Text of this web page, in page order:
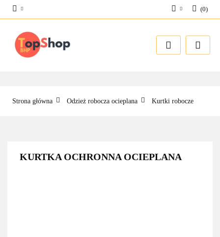
Zarejestruj się
(0)
Strona główna Odzież robocza ocieplana Kurtki robocze
KURTKA OCHRONNA OCIEPLANA